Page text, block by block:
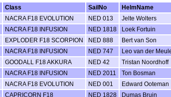
Class SailNo HelmName
NACRA F18 EVOLUTION NED 013 Jelte Wolters
NACRA F18 INFUSION NED 1818 Loek Fortuin
EXPLODER F18 SCORPION NED 888 Bert van Son
NACRA F18 INFUSION NED 747 Leo van der
GOODALL F18 AKKURA NED 42 Tristan Noordhoff
NACRA F18 INFUSION NED 2011 Ton Bosman
NACRA F18 EVOLUTION NED 001 Edward Ooteman
CAPRICORN F18 NED 1828 Dumas Bruin